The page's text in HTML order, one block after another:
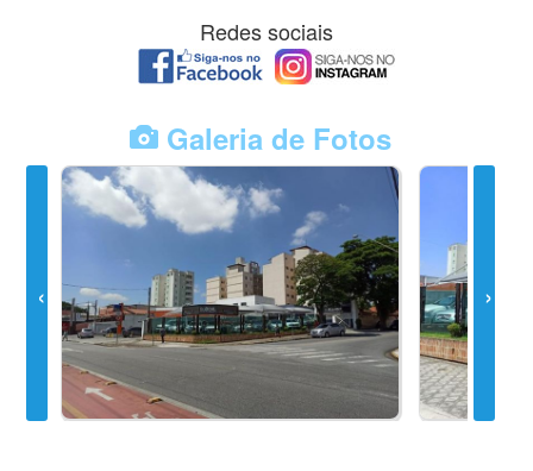
Redes sociais
Galeria de Fotos